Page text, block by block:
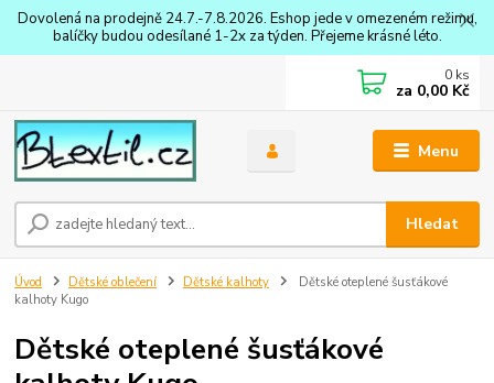
Dovolená na prodejně 24.7.-7.8.2026. Eshop jede v omezeném režimu,
balíčky budou odesílané 1-2x za týden. Přejeme krásné léto.
Menu
Hledat
0 ks
za 0,00 Kč
Úvod Dětské oblečení Dětské kalhoty
Dětské oteplené šusťákové
kalhoty Kugo
Dětské oteplené šusťákové